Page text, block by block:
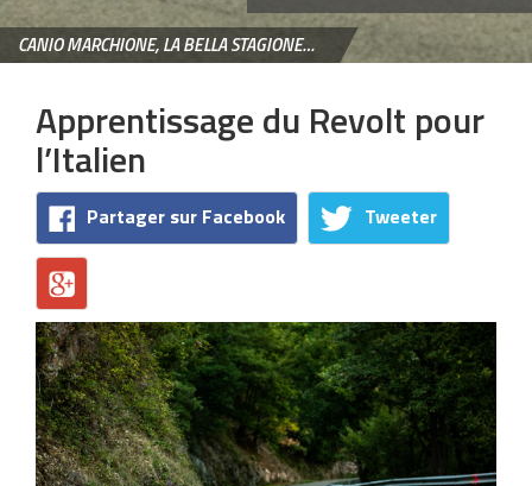
CANIO MARCHIONE, LA BELLA STAGIONE…
Apprentissage du Revolt pour
l’Italien
Partager sur Facebook Tweeter